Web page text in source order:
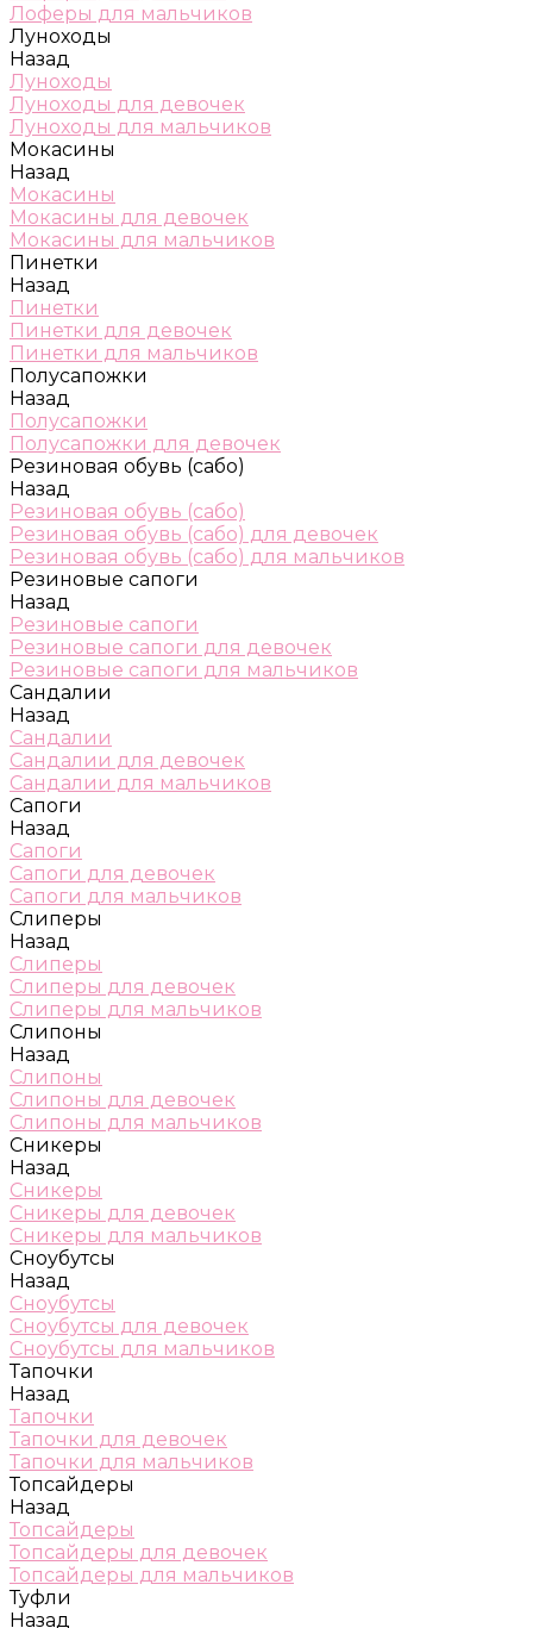
Лоферы для мальчиков
Луноходы
Назад
Луноходы
Луноходы для девочек
Луноходы для мальчиков
Мокасины
Назад
Мокасины
Мокасины для девочек
Мокасины для мальчиков
Пинетки
Назад
Пинетки
Пинетки для девочек
Пинетки для мальчиков
Полусапожки
Назад
Полусапожки
Полусапожки для девочек
Резиновая обувь (сабо)
Назад
Резиновая обувь (сабо)
Резиновая обувь (сабо) для девочек
Резиновая обувь (сабо) для мальчиков
Резиновые сапоги
Назад
Резиновые сапоги
Резиновые сапоги для девочек
Резиновые сапоги для мальчиков
Сандалии
Назад
Сандалии
Сандалии для девочек
Сандалии для мальчиков
Сапоги
Назад
Сапоги
Сапоги для девочек
Сапоги для мальчиков
Слиперы
Назад
Слиперы
Слиперы для девочек
Слиперы для мальчиков
Слипоны
Назад
Слипоны
Слипоны для девочек
Слипоны для мальчиков
Сникеры
Назад
Сникеры
Сникеры для девочек
Сникеры для мальчиков
Сноубутсы
Назад
Сноубутсы
Сноубутсы для девочек
Сноубутсы для мальчиков
Тапочки
Назад
Тапочки
Тапочки для девочек
Тапочки для мальчиков
Топсайдеры
Назад
Топсайдеры
Топсайдеры для девочек
Топсайдеры для мальчиков
Туфли
Назад